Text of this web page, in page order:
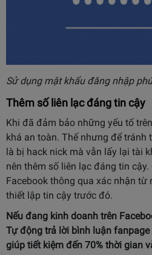
Sử dụng mật khẩu đăng nhập
Thêm số liên lạc đáng tin cậy
Khi đã đảm bảo những yếu tố
khá an toàn. Thế nhưng để
là bị hack nick mà vẫn lấy lại tài
nên thêm số liên lạc đáng tin
Facebook thông qua xác nhận
thiết lập tin cậy trước đó.
Nếu đang kinh doanh trên
Tự động trả lời bình luận fanpage
giúp tiết kiệm đến 70% thời gian